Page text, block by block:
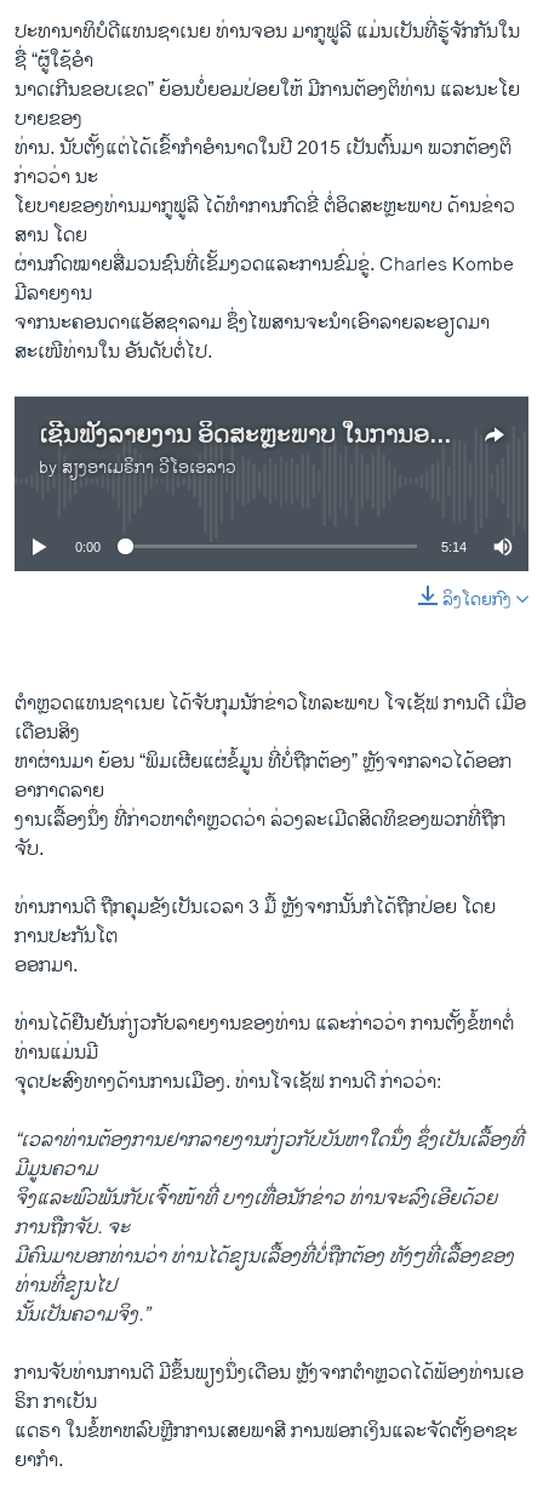
ລາຍການກະຈາຍສຽງ
ລາຍງານ
ຕິດຕາມພວກເຮົາ ທີ່
ພາສາຕ່າງໆ
ປະ​ທາ​ນາ​ທິ​ບໍ​ດີ​ແທນ​ຊາ​ເນຍ​ ທ່ານ​ຈອນ ມາ​ກູ​ຟູ​ລີ ແມ່ນ​ເປັນ​ທີ່​ຮູ້​ຈັກ​ກັນ​ໃນ​
ຊື່ “ຜູ້​ໃຊ້​ອຳ
ນາດ​ເກີນ​ຂອບ​ເຂດ” ຍ້ອນ​ບໍ່​ຍອມ​ປ່ອຍ​ໃຫ້ ​ມີ​ການ​ຕ້ອງ​ຕິທ່ານ​ ແລະນະ​ໂຍ​
ບາຍ​ຂອງ
​ທ່ານ. ນັບ​ຕັ້ງ​ແຕ່​ໄດ້​ເຂົ້າ​ກຳ​ອຳ​ນາດ​ໃນ​ປີ 2015 ເປັນ​ຕົ້ນ​ມາ ພວກຕ້ອງ​ຕິ​
ກ່າວ​ວ່າ ນະ
ໂຍ​ບາຍ​ຂອງ​ທ່ານ​ມາ​ກູ​ຟູ​ລີ ໄດ້​ທຳ​ການ​ກົດ​ຂີ່ ​ຕໍ່​ອິດ​ສະ​ຫຼະ​ພາບ ​ດ້ານ​ຂ່າວ​
ສານ ໂດຍ
​ຜ່ານ​ກົດ​ໝາຍ​ສື່ມວ​ນ​ຊົນ​ທີ່​ເຂັ້ມ​ງວດແລະ​ການ​ຂົ່ມ​ຂູ່. Charles Kombe
ມີ​ລາຍ​ງານ
​ຈາກນະ​ຄອ​ນດາ​ແອັ​ສ​ຊາ​ລາມ​ ຊຶ່ງໄພສານຈະນຳເອົາລາຍລະອຽດມາ
ສະເໜີທ່ານໃນ ອັນດັບຕໍ່ໄປ.
ເຊີນ​ຟັງ​ລາຍ​ງານ ອິດ​ສະ​ຫຼະ​ພາບ ໃນ​ການ​ອອກ​ຂ່າວ ຢູ່​ແທນ​ຊາ​ເນຍ ພວມ​ຖືກ​ຂົ່ມ​ຂູ່ ທາງ​ກົດ​ໝາຍ
by ສຽງອາເມຣິກາ ວີໂອເອລາວ
No media source currently available
0:00 5:14
ລິງໂດຍກົງ
ຕຳ​ຫຼວດ​ແທນ​ຊາ​ເນຍ ​ໄດ້​ຈັບ​ກຸມ​ນັກ​ຂ່າວ​ໂທ​ລະ​ພາບ ໂຈ​ເຊັ​ຟ ການ​ດີ ເມື່ອ​
ເດືອນ​ສິງ
​ຫາ​ຜ່ານ​ມາ ຍ້ອນ “​ພິມ​ເຜີຍ​ແຜ່ຂໍ້​ມູນ ​ທີ່​ບໍ່​ຖືກ​ຕ້ອງ” ຫຼັງ​ຈ​າກລາວ​ໄດ້​ອອກ​
ອາ​ກາດ​ລາຍ​
ງານ​ເລື້ອງ​ນຶ່ງ ທີ່​ກ່າວ​ຫາ​ຕຳ​ຫຼວດ​ວ່າ ລ່ວງ​ລະ​ເມີດສິດ​ທິ​ຂອງພວກ​ທີ່​ຖືກ​
ຈັບ.
ທ່ານ​ການ​ດີ​ ຖືກ​ຄຸມ​ຂັງ​ເປັນ​ເວ​ລາ 3 ມື້ ຫຼັງ​ຈາກນັ້ນ​ກໍ​ໄດ້​ຖືກ​ປ່ອຍ ໂດຍ​
ການ​ປະ​ກັນ​ໂຕ​
ອອກ​ມາ.
ທ່ານ​ໄດ້​ຢືນ​ຢັນ​ກ່ຽວ​ກັບ​ລາຍ​ງານ​ຂອງ​ທ່ານ ແລະ​ກ່າວ​ວ່າ ການ​ຕັ້ງ​ຂໍ້​ຫາ​ຕໍ່​
ທ່ານແມ່ນ​ມີ
​ຈຸດ​ປະ​ສົງ​ທາງ​ດ້ານ​ການ​ເມືອງ. ທ່ານ​ໂຈ​ເຊັ​ຟ ການ​ດີ ກ່າວ​ວ່າ:
“ເວ​ລາ​ທ່ານ​ຕ້ອງ​ການ​ຢາກ​ລາຍ​ງານ​ກ່ຽວ​ກັບ​ບັນ​ຫາ​ໃດ​ນຶ່ງ ຊຶ່ງ​ເປັ​ນ​ເລື້ອງ​ທີ່​
ມີ​ມູນ​ຄ​ວາມ​
ຈິງແລະ​ພົວ​ພັນ​ກັບ​ເຈົ້າ​ໜ້າ​ທີ່ ບາງ​ເທື່ອ​ນັກ​ຂ່າວ ທ່ານ​ຈະ​ລົງ​ເອີຍ​ດ້ວຍ​
ການ​ຖືກ​ຈັບ. ຈະ
​ມີ​ຄົນ​ມາ​ບອກ​ທ່ານ​ວ່າ ທ່ານ​ໄດ້​ຂຽນ​ເລື້ອງ​ທີ່​ບໍ່​ຖືກ​ຕ້ອງ ທັງໆ​ທີ່ເລື້ອງ​ຂອງ​
ທ່ານ​ທີ່​ຂຽນ​ໄປ​
ນັ້ນ​ເປັນ​ຄວາມ​ຈິງ.”
ການ​ຈັບ​ທ່ານ​ການ​ດີ ມີ​ຂຶ້ນພຽງ​ນຶ່ງ​ເດືອນ ຫຼັງ​ຈາກ​ຕຳ​ຫຼວດ​ໄດ້​ຟ້ອງ​ທ່ານ​ເອ​
ຣິກ ກາ​ເບັນ
​ແດ​ຣາ ໃນ​ຂໍ້​ຫາ​ຫລົບ​ຫຼີກ​ການ​ເສຍ​ພາ​ສີ ການ​ຟອກ​ເງິນແລະ​ຈັດ​ຕັ້ງ​ອາຊະ​
ຍາ​ກຳ.